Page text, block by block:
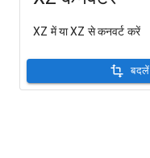
XZ में या XZ से कनवर्ट करें
बदलें